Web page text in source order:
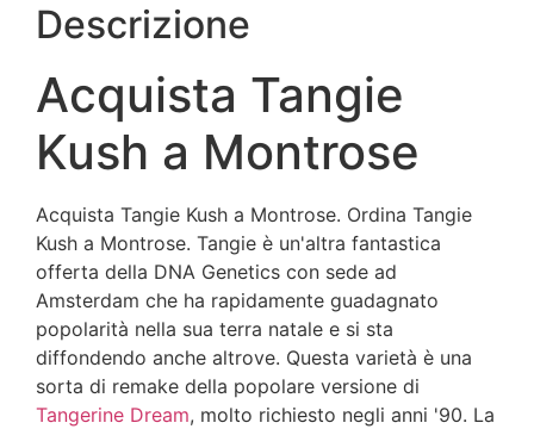
Descrizione
Acquista Tangie
Kush a Montrose
Acquista Tangie Kush a Montrose. Ordina Tangie
Kush a Montrose. Tangie è un'altra fantastica
offerta della DNA Genetics con sede ad
Amsterdam che ha rapidamente guadagnato
popolarità nella sua terra natale e si sta
diffondendo anche altrove. Questa varietà è una
sorta di remake della popolare versione di
Tangerine Dream, molto richiesto negli anni '90. La